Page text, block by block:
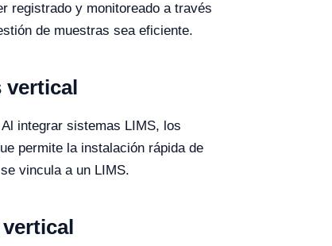
registrado y monitoreado a través
de muestras sea eficiente.
vertical
integrar sistemas LIMS, los
permite la instalación rápida de
vincula a un LIMS.